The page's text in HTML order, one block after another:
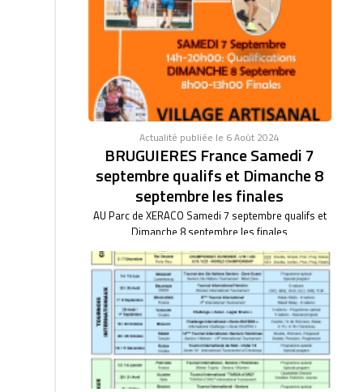
Actualité publiée le 6 Août 2024
BRUGUIERES France Samedi 7
septembre qualifs et Dimanche 8
septembre les finales
AU Parc de XERACO Samedi 7 septembre qualifs et
Dimanche 8 septembre les finales